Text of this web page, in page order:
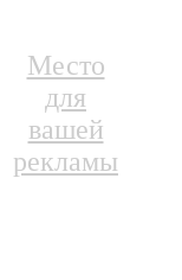
Место
для
вашей
рекламы